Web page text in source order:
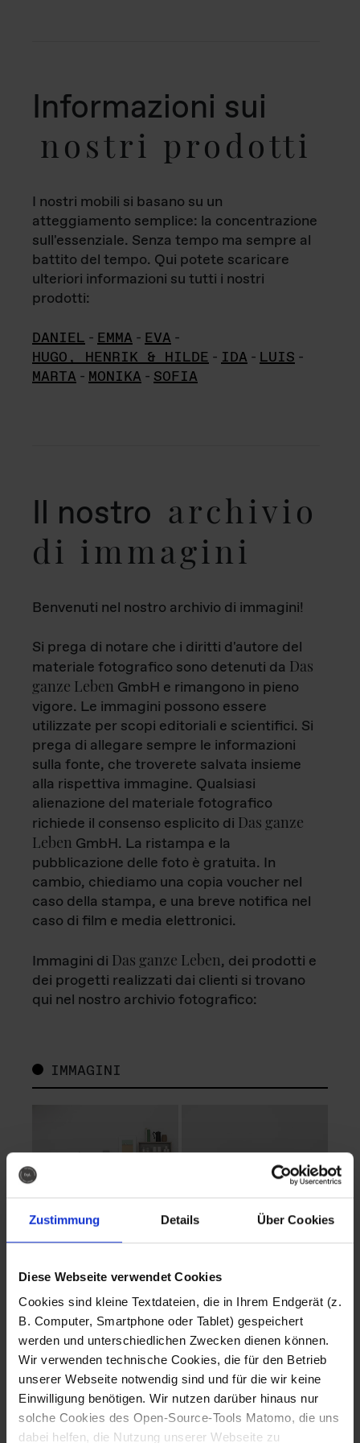
Zustimmung Details Über Cookies
Diese Webseite verwendet Cookies
Cookies sind kleine Textdateien, die in Ihrem Endgerät (z.
B. Computer, Smartphone oder Tablet) gespeichert
werden und unterschiedlichen Zwecken dienen können.
Wir verwenden technische Cookies, die für den Betrieb
unserer Webseite notwendig sind und für die wir keine
Einwilligung benötigen. Wir nutzen darüber hinaus nur
solche Cookies des Open-Source-Tools Matomo, die uns
dabei helfen, die Nutzung unserer Webseite zu
Informazioni sui
nostri prodotti
I nostri mobili si basano su un
atteggiamento semplice: la concentrazione
sull'essenziale. Senza tempo ma sempre al
battito del tempo. Qui potete scaricare
ulteriori informazioni su tutti i nostri
prodotti:
DANIEL - EMMA - EVA -
HUGO, HENRIK & HILDE - IDA - LUIS -
MARTA - MONIKA - SOFIA
Il nostro archivio
di immagini
Benvenuti nel nostro archivio di immagini!
Si prega di notare che i diritti d'autore del
materiale fotografico sono detenuti da Das
ganze Leben GmbH e rimangono in pieno
vigore. Le immagini possono essere
utilizzate per scopi editoriali e scientifici. Si
prega di allegare sempre le informazioni
sulla fonte, che troverete salvata insieme
alla rispettiva immagine. Qualsiasi
alienazione del materiale fotografico
richiede il consenso esplicito di Das ganze
Leben GmbH. La ristampa e la
pubblicazione delle foto è gratuita. In
cambio, chiediamo una copia voucher nel
caso della stampa, e una breve notifica nel
caso di film e media elettronici.
Immagini di Das ganze Leben, dei prodotti e
dei progetti realizzati dai clienti si trovano
qui nel nostro archivio fotografico:
IMMAGINI
Fotografo: Lorenz
Sternbach
Download
Fotografo: Lorenz
Sternbach
Download